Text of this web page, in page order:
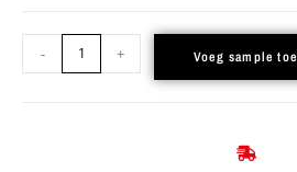
- + Voeg sample toe